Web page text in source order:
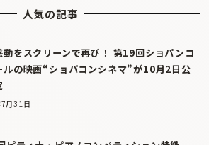
人気の記事
動をスクリーンで再び！ 第19回ショパンコ
ルの映画“ショパコンシネマ”が10月2日公
月31日